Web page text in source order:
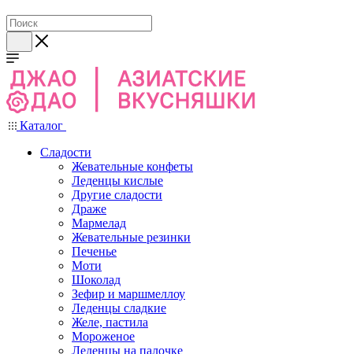
Каталог
Сладости
Жевательные конфеты
Леденцы кислые
Другие сладости
Драже
Мармелад
Жевательные резинки
Печенье
Моти
Шоколад
Зефир и маршмеллоу
Леденцы сладкие
Желе, пастила
Мороженое
Леденцы на палочке